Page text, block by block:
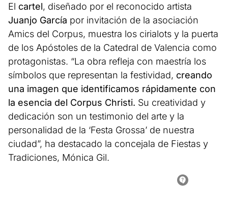
El cartel, diseñado por el reconocido artista
Juanjo García por invitación de la asociación
Amics del Corpus, muestra los cirialots y la puerta
de los Apóstoles de la Catedral de Valencia como
protagonistas. “La obra refleja con maestría los
símbolos que representan la festividad, creando
una imagen que identificamos rápidamente con
la esencia del Corpus Christi. Su creatividad y
dedicación son un testimonio del arte y la
personalidad de la ‘Festa Grossa’ de nuestra
ciudad”, ha destacado la concejala de Fiestas y
Tradiciones, Mónica Gil.